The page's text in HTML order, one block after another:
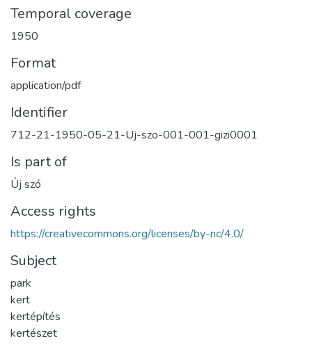
Temporal coverage
1950
Format
application/pdf
Identifier
712-21-1950-05-21-Uj-szo-001-001-gizi0001
Is part of
Új szó
Access rights
https://creativecommons.org/licenses/by-nc/4.0/
Subject
park
kert
kertépítés
kertészet